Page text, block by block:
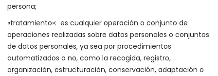
persona;
«tratamiento»: es cualquier operación o conjunto de
operaciones realizadas sobre datos personales o conjuntos
de datos personales, ya sea por procedimientos
automatizados o no, como la recogida, registro,
organización, estructuración, conservación, adaptación o